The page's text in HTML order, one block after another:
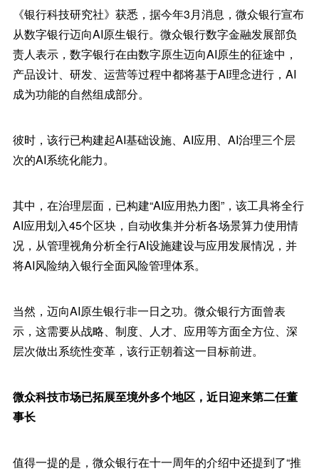
《银行科技研究社》获悉，据今年3月消息，微众银行宣布
从数字银行迈向AI原生银行。微众银行数字金融发展部负
责人表示，数字银行在由数字原生迈向AI原生的征途中，
产品设计、研发、运营等过程中都将基于AI理念进行，AI
成为功能的自然组成部分。
彼时，该行已构建起AI基础设施、AI应用、AI治理三个层
次的AI系统化能力。
其中，在治理层面，已构建“AI应用热力图”，该工具将全行
AI应用划入45个区块，自动收集并分析各场景算力使用情
况，从管理视角分析全行AI设施建设与应用发展情况，并
将AI风险纳入银行全面风险管理体系。
当然，迈向AI原生银行非一日之功。微众银行方面曾表
示，这需要从战略、制度、人才、应用等方面全方位、深
层次做出系统性变革，该行正朝着这一目标前进。
微众科技市场已拓展至境外多个地区，近日迎来第二任董
事长
值得一提的是，微众银行在十一周年的介绍中还提到了“推